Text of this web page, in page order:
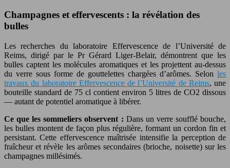
Champagnes et effervescents : la révélation des
bulles
Les recherches du laboratoire Effervescence de l’Université de
Reims, dirigé par le Pr Gérard Liger-Belair, démontrent que les
bulles captent les molécules aromatiques et les projettent au-dessus
du verre sous forme de gouttelettes chargées d’arômes. Selon les
travaux du laboratoire Effervescence de l’Université de Reims, une
bouteille standard de 75 cl contient environ 5 litres de CO2 dissous
— autant de potentiel aromatique à libérer.
Ce que les sommeliers observent : Dans un verre soufflé bouche,
les bulles montent de façon plus régulière, formant un cordon fin et
persistant. Cette effervescence maîtrisée intensifie la perception de
fraîcheur et révèle les arômes secondaires (brioche, noisette) sur les
champagnes millésimés.